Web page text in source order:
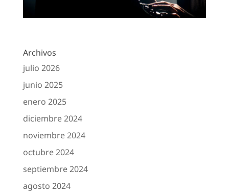
Archivos
julio 2026
junio 2025
enero 2025
diciembre 2024
noviembre 2024
octubre 2024
septiembre 2024
agosto 2024